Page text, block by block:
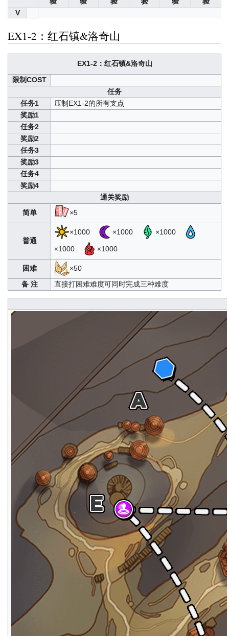
V
EX1-2：红石镇&洛奇山
EX1-2：红石镇&洛奇山
限制COST
任务
任务1
压制EX1-2的所有支点
奖励1
任务2
奖励2
任务3
奖励3
任务4
奖励4
通关奖励
简单
×5
普通
×1000 ×1000 ×1000
×1000 ×1000
困难
×50
备 注
直接打困难难度可同时完成三种难度